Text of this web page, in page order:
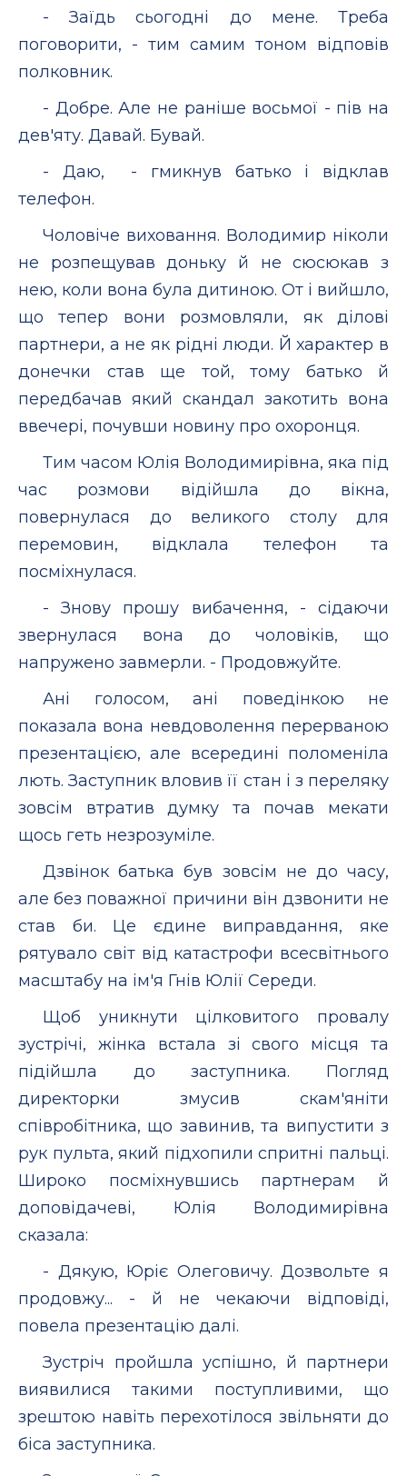
- Заїдь сьогодні до мене. Треба
поговорити, - тим самим тоном відповів
полковник.
- Добре. Але не раніше восьмої - пів на
дев'яту. Давай. Бувай.
- Даю, - гмикнув батько і відклав
телефон.
Чоловіче виховання. Володимир ніколи
не розпещував доньку й не сюсюкав з
нею, коли вона була дитиною. От і вийшло,
що тепер вони розмовляли, як ділові
партнери, а не як рідні люди. Й характер в
донечки став ще той, тому батько й
передбачав який скандал закотить вона
ввечері, почувши новину про охоронця.
Тим часом Юлія Володимирівна, яка під
час розмови відійшла до вікна,
повернулася до великого столу для
перемовин, відклала телефон та
посміхнулася.
- Знову прошу вибачення, - сідаючи
звернулася вона до чоловіків, що
напружено завмерли. - Продовжуйте.
Ані голосом, ані поведінкою не
показала вона невдоволення перерваною
презентацією, але всередині поломеніла
лють. Заступник вловив її стан і з переляку
зовсім втратив думку та почав мекати
щось геть незрозуміле.
Дзвінок батька був зовсім не до часу,
але без поважної причини він дзвонити не
став би. Це єдине виправдання, яке
рятувало світ від катастрофи всесвітнього
масштабу на ім'я Гнів Юлії Середи.
Щоб уникнути цілковитого провалу
зустрічі, жінка встала зі свого місця та
підійшла до заступника. Погляд
директорки змусив скам'яніти
співробітника, що завинив, та випустити з
рук пульта, який підхопили спритні пальці.
Широко посміхнувшись партнерам й
доповідачеві, Юлія Володимирівна
сказала:
- Дякую, Юріє Олеговичу. Дозвольте я
продовжу... - й не чекаючи відповіді,
повела презентацію далі.
Зустріч пройшла успішно, й партнери
виявилися такими поступливими, що
зрештою навіть перехотілося звільняти до
біса заступника.